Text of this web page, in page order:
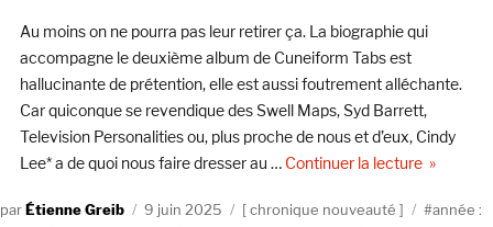
de
leur
vie
Au moins on ne pourra pas leur retirer ça. La biographie qui
accompagne le deuxième album de Cuneiform Tabs est
hallucinante de prétention, elle est aussi foutrement alléchante.
Car quiconque se revendique des Swell Maps, Syd Barrett,
Television Personalities ou, plus proche de nous et d’eux, Cindy
Lee* a de quoi nous faire dresser au … Continuer la lecturede «
AuteurÉtienne Greib
Publié
9 juin 2025 Catégories
chronique nouveauté Étiquettes
année :